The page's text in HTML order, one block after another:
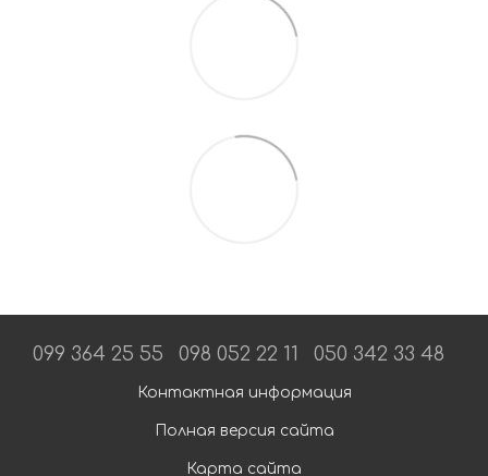
099 364 25 55 098 052 22 11 050 342 33 48
Контактная информация
Полная версия сайта
Карта сайта